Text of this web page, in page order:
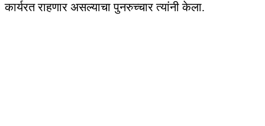
कार्यरत राहणार असल्याचा पुनरुच्चार त्यांनी केला.